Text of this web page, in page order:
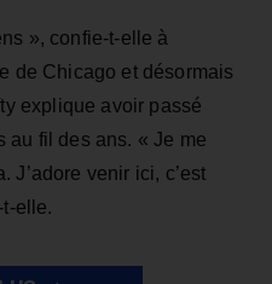
», confie-t-elle à
de Chicago et désormais
explique avoir passé
au fil des ans. « Je me
J’adore venir ici, c’est
elle.